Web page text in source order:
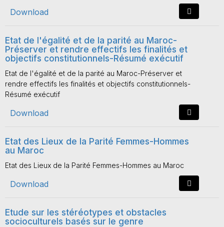
Download
Etat de l'égalité et de la parité au Maroc-
Préserver et rendre effectifs les finalités et
objectifs constitutionnels-Résumé exécutif
Etat de l'égalité et de la parité au Maroc-Préserver et
rendre effectifs les finalités et objectifs constitutionnels-
Résumé exécutif
Download
Etat des Lieux de la Parité Femmes-Hommes
au Maroc
Etat des Lieux de la Parité Femmes-Hommes au Maroc
Download
Etude sur les stéréotypes et obstacles
socioculturels basés sur le genre